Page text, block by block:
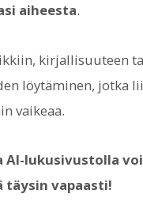
aiheesta.
kirjallisuuteen
löytäminen, jotka
vaikeaa.
AI-lukusivustolla
täysin vapaasti!